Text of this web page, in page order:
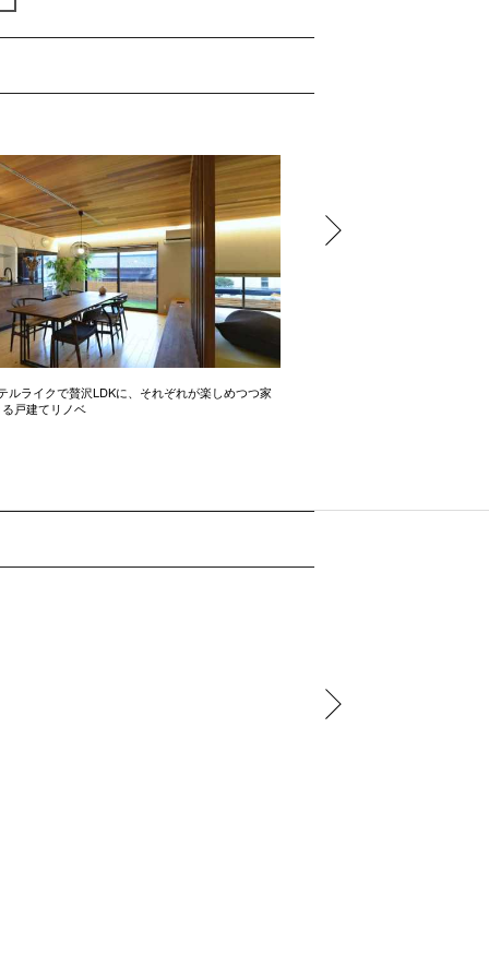
ルライクで贅沢LDKに、それぞれが楽しめつつ家
戸建てリノベ